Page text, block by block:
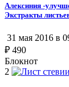
Алексиния -
Экстракты
31 мая 2016 в
₽ 490
Блокнот
2